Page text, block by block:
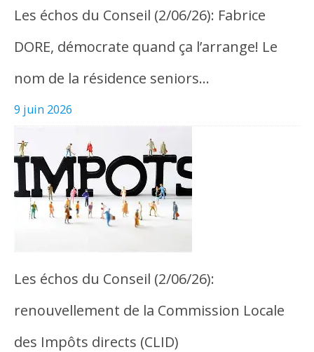
Les échos du Conseil (2/06/26): Fabrice
DORE, démocrate quand ça l’arrange! Le
nom de la résidence seniors…
9 juin 2026
Les échos du Conseil (2/06/26):
renouvellement de la Commission Locale
des Impôts directs (CLID)